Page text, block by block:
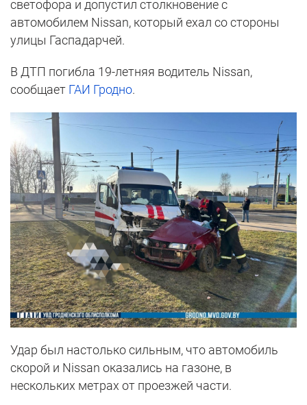
светофора и допустил столкновение с
автомобилем Nissan, который ехал со стороны
улицы Гаспадарчей.
В ДТП погибла 19-летняя водитель Nissan,
сообщает ГАИ Гродно.
Удар был настолько сильным, что автомобиль
скорой и Nissan оказались на газоне, в
нескольких метрах от проезжей части.